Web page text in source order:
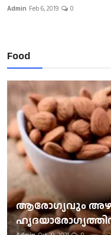
Admin Feb 6, 2019 0
Food
ആരോഗ്യവും